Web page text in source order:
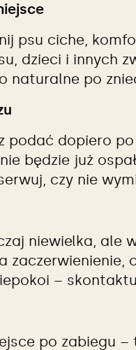
psu ciche,
dzieci i innych
naturalne po
podać dopiero
będzie już
czy nie
niewielka, ale
–
po zabiegu –